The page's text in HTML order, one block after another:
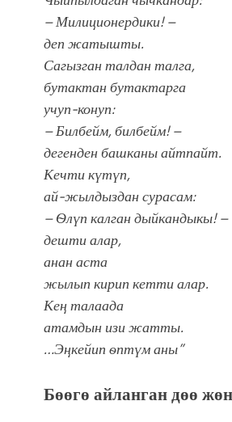
– Милиционердики! –
деп жатышты.
Сагызган талдан талга,
бутактан бутактарга
учуп-конуп:
– Билбейм, билбейм! –
дегенден башканы айтпайт.
Кечти күтүп,
ай-жылдыздан сурасам:
– Ѳлүп калган дыйкандыкы! –
дешти алар,
анан аста
жылып кирип кетти алар.
Кең талаада
атамдын изи жатты.
…Эңкейип ѳптүм аны”
Бөөгө айланган дөө